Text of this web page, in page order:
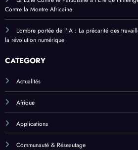
Contre la Montre Africaine
L’ombre portée de l’IA : La précarité des
la révolution numérique
CATEGORY
Actualités
Afrique
Applications
Communauté & Réseautage